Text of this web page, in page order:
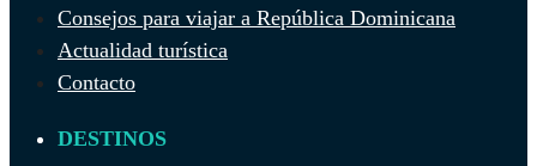
Consejos para viajar a República Dominicana
Actualidad turística
Contacto
DESTINOS